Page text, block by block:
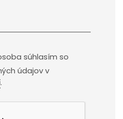
súhlasím so
údajov v
.